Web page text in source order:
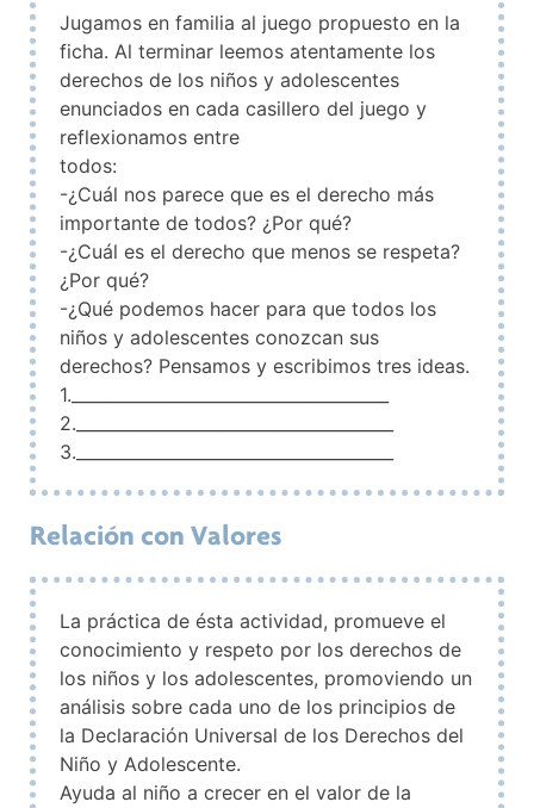
Jugamos en familia al juego propuesto en la
ficha. Al terminar leemos atentamente los
derechos de los niños y adolescentes
enunciados en cada casillero del juego y
reflexionamos entre
todos:
-¿Cuál nos parece que es el derecho más
importante de todos? ¿Por qué?
-¿Cuál es el derecho que menos se respeta?
¿Por qué?
-¿Qué podemos hacer para que todos los
niños y adolescentes conozcan sus
derechos? Pensamos y escribimos tres ideas.
1.______________________________________
2.______________________________________
3.______________________________________
Relación con Valores
La práctica de ésta actividad, promueve el
conocimiento y respeto por los derechos de
los niños y los adolescentes, promoviendo un
análisis sobre cada uno de los principios de
la Declaración Universal de los Derechos del
Niño y Adolescente.
Ayuda al niño a crecer en el valor de la